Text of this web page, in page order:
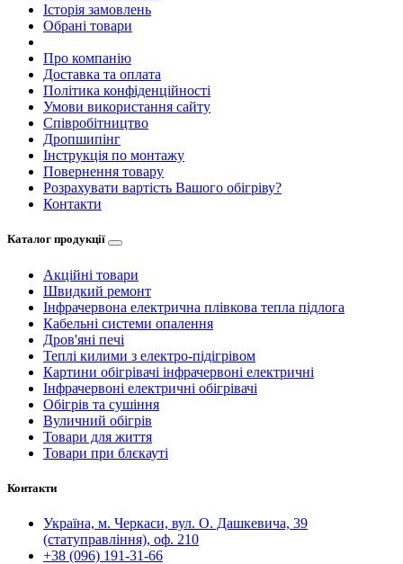
Історія замовлень
Обрані товари
Про компанію
Доставка та оплата
Політика конфіденційності
Умови використання сайту
Співробітництво
Дропшипінг
Інструкція по монтажу
Повернення товару
Розрахувати вартість Вашого обігріву?
Контакти
Каталог продукції
Акційні товари
Швидкий ремонт
Інфрачервона електрична плівкова тепла підлога
Кабельні системи опалення
Дров'яні печі
Теплі килими з електро-підігрівом
Картини обігрівачі інфрачервоні електричні
Інфрачервоні електричні обігрівачі
Обігрів та сушіння
Вуличний обігрів
Товари для життя
Товари при блєкауті
Контакти
Україна, м. Черкаси, вул. О. Дашкевича, 39
(статуправління), оф. 210
+38 (096) 191-31-66